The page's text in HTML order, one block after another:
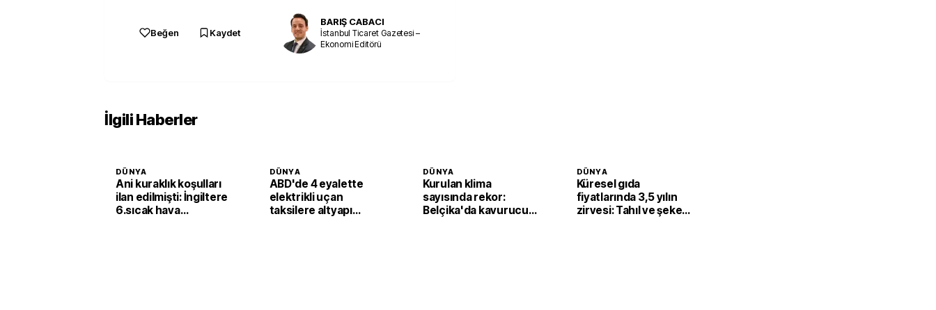
Beğen Kaydet
BARIŞ CABACI
İstanbul Ticaret Gazetesi –
Ekonomi Editörü
İlgili Haberler
DÜNYA
Ani kuraklık koşulları
ilan edilmişti: İngiltere
6.sıcak hava
DÜNYA
ABD'de 4 eyalette
elektrikli uçan
taksilere altyapı
DÜNYA
Kurulan klima
sayısında rekor:
Belçika'da kavurucu
DÜNYA
Küresel gıda
fiyatlarında 3,5 yılın
zirvesi: Tahıl ve şeker